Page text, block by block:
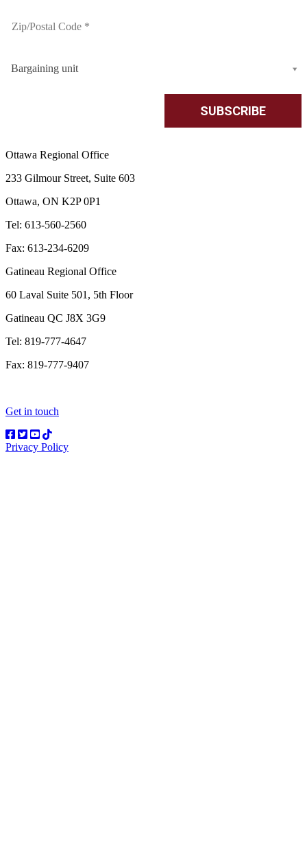
Bargaining unit
Ottawa Regional Office
233 Gilmour Street, Suite 603
Ottawa, ON K2P 0P1
Tel: 613-560-2560
Fax: 613-234-6209
Gatineau Regional Office
60 Laval Suite 501, 5th Floor
Gatineau QC J8X 3G9
Tel: 819-777-4647
Fax: 819-777-9407
Get in touch
Privacy Policy